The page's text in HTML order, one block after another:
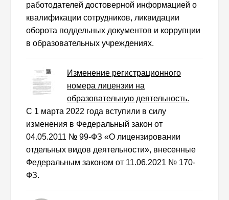
работодателей достоверной информацией о
квалификации сотрудников, ликвидации
оборота поддельных документов и коррупции
в образовательных учреждениях.
Изменение регистрационного
номера лицензии на
образовательную деятельность.
С 1 марта 2022 года вступили в силу
изменения в Федеральный закон от
04.05.2011 № 99-ФЗ «О лицензировании
отдельных видов деятельности», внесенные
Федеральным законом от 11.06.2021 № 170-
ФЗ.